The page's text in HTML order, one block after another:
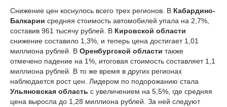
Снижение цен коснулось всего трех регионов. В Кабардино-
Балкарии средняя стоимость автомобилей упала на 2,7%,
составив 961 тысячу рублей. В Кировской области
снижение составило 1,3%, и теперь цена достигает 1,01
миллиона рублей. В Оренбургской области также
отмечено падение на 1%, итоговая стоимость составляет 1,1
миллиона рублей. В то же время в других регионах
наблюдается рост цен. Лидером по подорожанию стала
Ульяновская область с увеличением на 5,5%, где средняя
цена выросла до 1,28 миллиона рублей. За ней следуют